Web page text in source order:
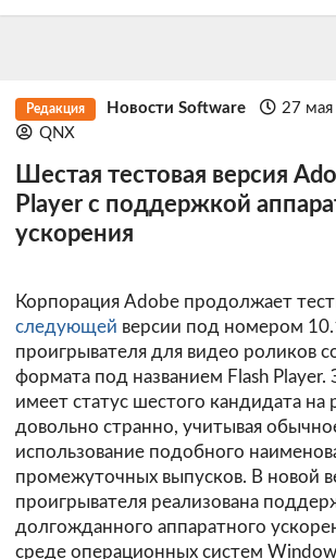
Редакция Новости Software
27
QNX
Шестая тестовая версия
Player с поддержкой
ускорения
Корпорация Adobe продолжает
следующей версии под номером
проигрывателя для видео роликов
формата под названием Flash Player.
имеет статус шестого кандидата на
довольно странно, учитывая
использование подобного
промежуточных выпусков. В новой
проигрывателя реализована
долгожданного аппаратного
среде операционных систем